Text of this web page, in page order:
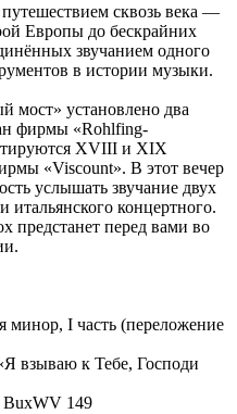
сквозь века —
Европы до бескрайних
звучанием одного
в истории музыки.
мост» установлено два
фирмы «Rohlfing-
XVIII и XIX
«Viscount». В этот вечер
услышать звучание двух
итальянского концертного.
предстанет перед вами во
минор, I часть (переложение
взываю к Тебе, Господи
BuxWV 149